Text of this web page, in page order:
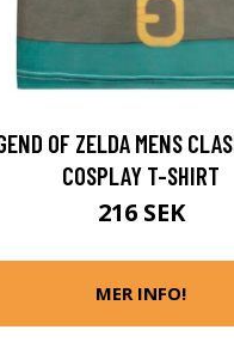
OF ZELDA MENS
COSPLAY T-SHIRT
216 SEK
MER INFO!